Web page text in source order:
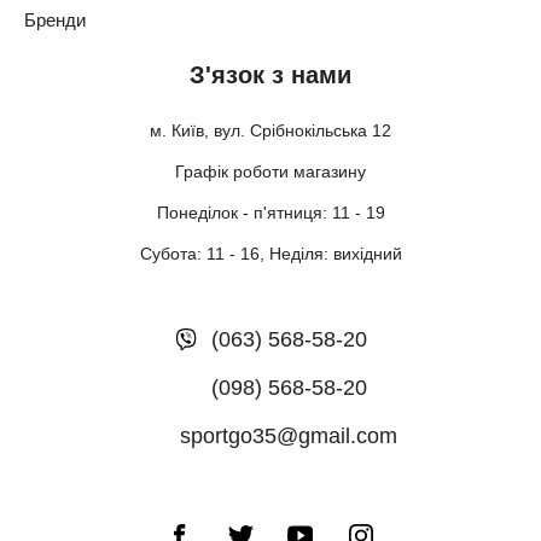
З'язок з нами
м. Київ, вул. Срібнокільська 12
Графік роботи магазину
Понеділок - п'ятниця: 11 - 19
Субота: 11 - 16, Неділя: вихідний
(063) 568-58-20
(098) 568-58-20
sportgo35@gmail.com
Бренди